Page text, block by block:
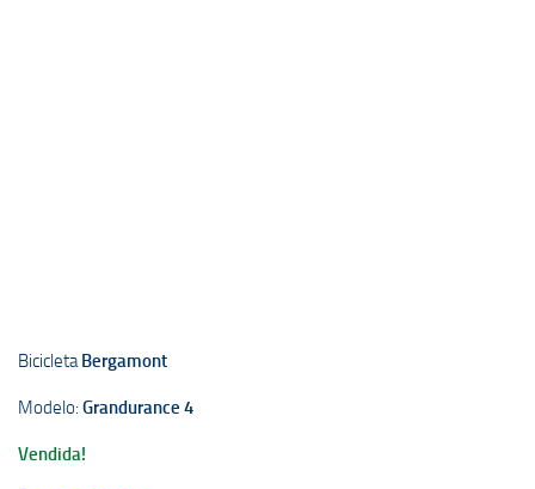
BicicletaBergamont
Modelo: Grandurance 4
Vendida!